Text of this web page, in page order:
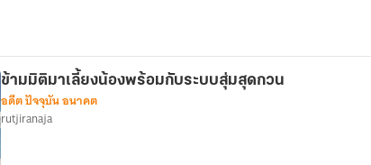
ข้ามมิติมาเลี้ยงน้องพร้อมกับระบบสุ่มสุดกวน
อดีต ปัจจุบัน อนาคต
rutjiranaja